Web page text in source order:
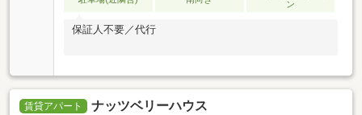
ン
保証人不要／代行
賃貸アパート ナッツベリーハウス